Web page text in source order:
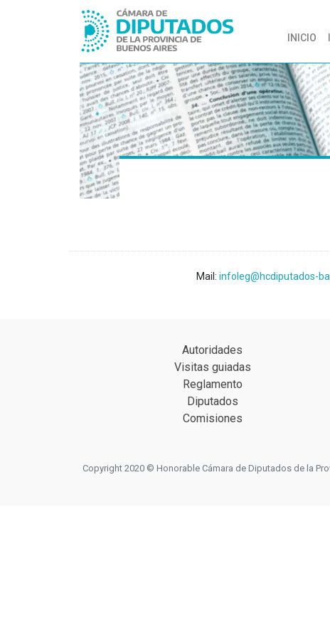
INICIO
Mail: infoleg@hcdiputados-
Autoridades
Visitas guiadas
Reglamento
Diputados
Comisiones
Copyright 2020 © Honorable Cámara de Diputados de la